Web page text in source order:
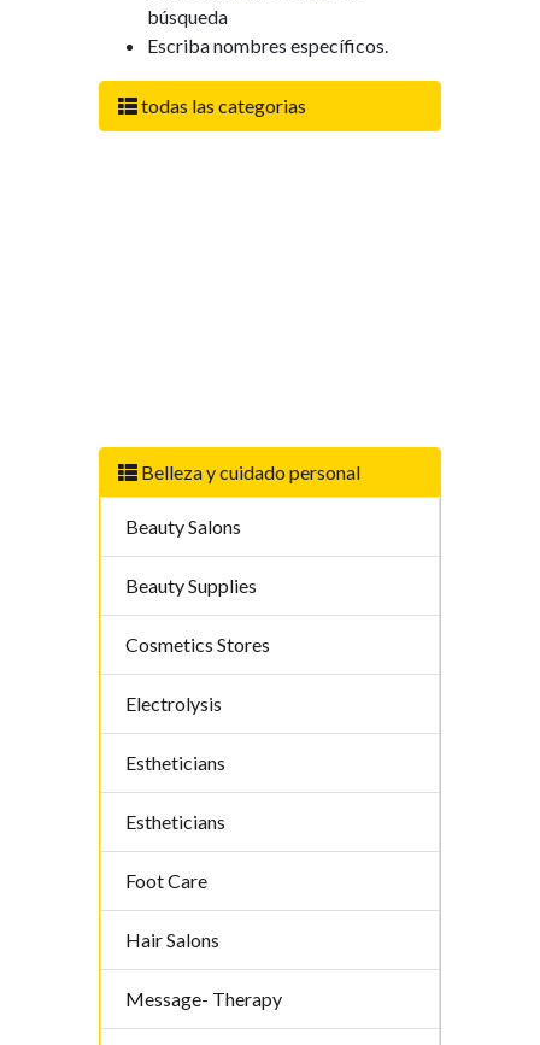
todas las categorias
Belleza y cuidado personal
Beauty Salons
Beauty Supplies
Cosmetics Stores
Electrolysis
Estheticians
Estheticians
Foot Care
Hair Salons
Message- Therapy
búsqueda
Escriba nombres específicos.